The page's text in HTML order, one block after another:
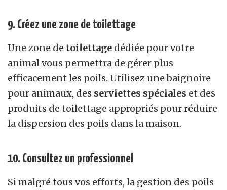
9. Créez une zone de toilettage
Une zone de toilettage dédiée pour votre
animal vous permettra de gérer plus
efficacement les poils. Utilisez une baignoire
pour animaux, des serviettes spéciales et des
produits de toilettage appropriés pour réduire
la dispersion des poils dans la maison.
10. Consultez un professionnel
Si malgré tous vos efforts, la gestion des poils